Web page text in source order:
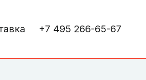
+7 495 266-65-67